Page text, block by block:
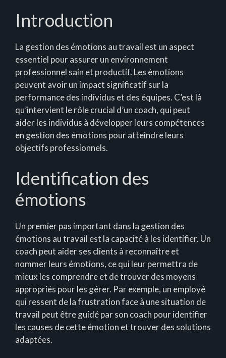
Introduction
La gestion des émotions au travail est un aspect
essentiel pour assurer un environnement
professionnel sain et productif. Les émotions
peuvent avoir un impact significatif sur la
performance des individus et des équipes. C’est là
qu’intervient le rôle crucial d’un coach, qui peut
aider les individus à développer leurs compétences
en gestion des émotions pour atteindre leurs
objectifs professionnels.
Identification des
émotions
Un premier pas important dans la gestion des
émotions au travail est la capacité à les identifier. Un
coach peut aider ses clients à reconnaître et
nommer leurs émotions, ce qui leur permettra de
mieux les comprendre et de trouver des moyens
appropriés pour les gérer. Par exemple, un employé
qui ressent de la frustration face à une situation de
travail peut être guidé par son coach pour identifier
les causes de cette émotion et trouver des solutions
adaptées.